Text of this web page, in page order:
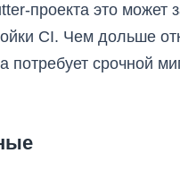
проекта это может
CI. Чем дольше
срочной